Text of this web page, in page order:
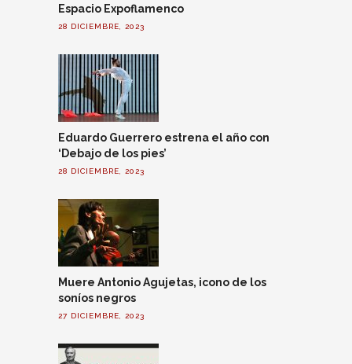
Espacio Expoflamenco
28 DICIEMBRE, 2023
Eduardo Guerrero estrena el año con
‘Debajo de los pies’
28 DICIEMBRE, 2023
Muere Antonio Agujetas, icono de los
soníos negros
27 DICIEMBRE, 2023